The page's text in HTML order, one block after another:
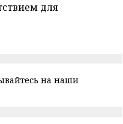
для
на наши